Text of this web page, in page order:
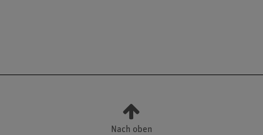
Nach oben